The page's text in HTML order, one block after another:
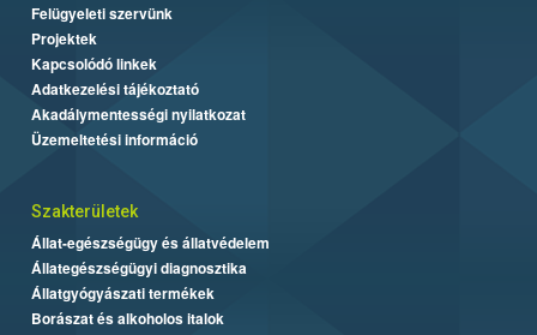
Felügyeleti szervünk
Projektek
Kapcsolódó linkek
Adatkezelési tájékoztató
Akadálymentességi nyilatkozat
Üzemeltetési információ
Szakterületek
Állat-egészségügy és állatvédelem
Állategészségügyi diagnosztika
Állatgyógyászati termékek
Borászat és alkoholos italok